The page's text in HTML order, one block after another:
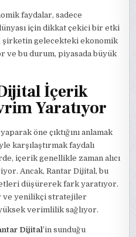
faydalar, sadece
için dikkat çekici bir etki
şirketin gelecekteki ekonomik
ve bu durum, piyasada büyük
İçerik
Yaratıyor
yaparak öne çıktığını anlamak
karşılaştırmak faydalı
içerik genellikle zaman alıcı
Ancak, Rantar Dijital, bu
düşürerek fark yaratıyor.
ve yenilikçi stratejiler
verimlilik sağlıyor.
Dijital’in sunduğu